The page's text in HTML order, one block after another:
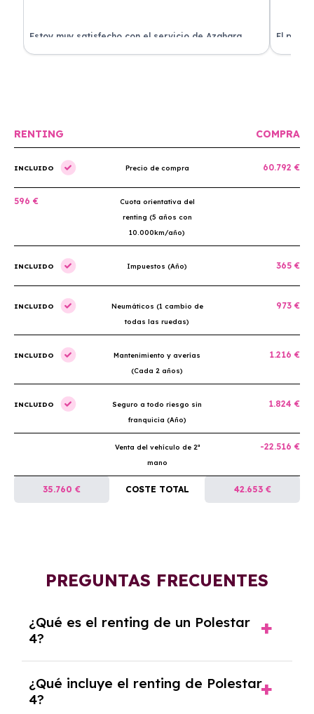
Estoy muy satisfecho con el servicio de Azahara
Renting. El coche está en perfectas condiciones y el
El
llegó
RENTING COMPRA
INCLUIDO Precio de compra 60.792 €
596 €
Cuota orientativa del
renting (5 años con
10.000km/año)
INCLUIDO Impuestos (Año) 365 €
INCLUIDO
Neumáticos (1 cambio de
todas las ruedas)
973 €
INCLUIDO
Mantenimiento y averías
(Cada 2 años)
1.216 €
INCLUIDO
Seguro a todo riesgo sin
franquicia (Año)
1.824 €
Venta del vehículo de 2ª
mano
-22.516 €
35.760 € COSTE TOTAL 42.653 €
PREGUNTAS FRECUENTES
¿Qué es el renting de un Polestar
4?
alquiler a largo plazo en el que pagas una
cuota mensual fija por el uso del coche
¿Qué incluye el renting de Polestar
4?